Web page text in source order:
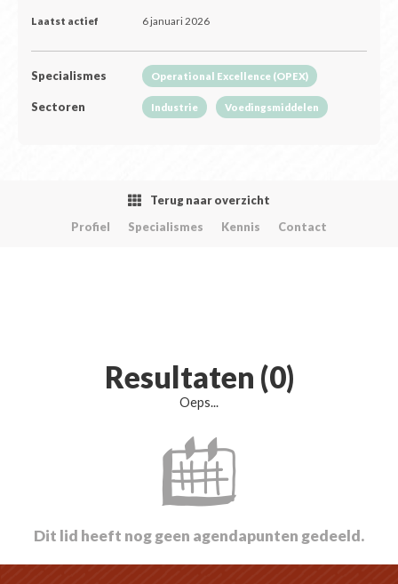
Laatst actief 6 januari 2026
Specialismes Operational Excellence (OPEX)
Sectoren Industrie Voedingsmiddelen
Terug naar overzicht
Profiel
Specialismes Kennis Contact
Resultaten (0)
Oeps...
Dit lid heeft nog geen agendapunten gedeeld.